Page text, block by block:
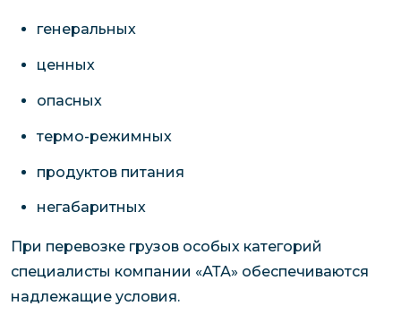
генеральных
ценных
опасных
термо-режимных
продуктов питания
негабаритных
При перевозке грузов особых категорий
специалисты компании «АТА» обеспечиваются
надлежащие условия.